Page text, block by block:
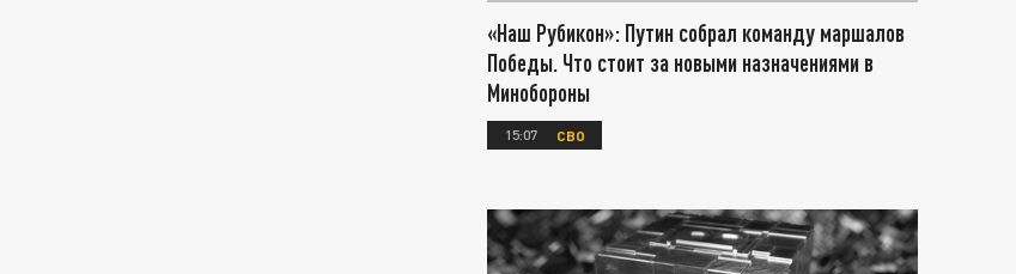
«Наш Рубикон»: Путин собрал команду маршалов
Победы. Что стоит за новыми назначениями в
Минобороны
15:07 СВО